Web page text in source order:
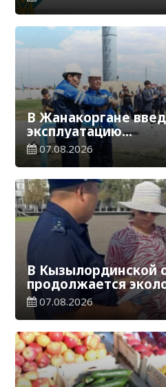
В Жанакоргане
эксплуатацию
07.08.2026
В Кызылординской
продолжается
«Таза Қазақстан»
07.08.2026